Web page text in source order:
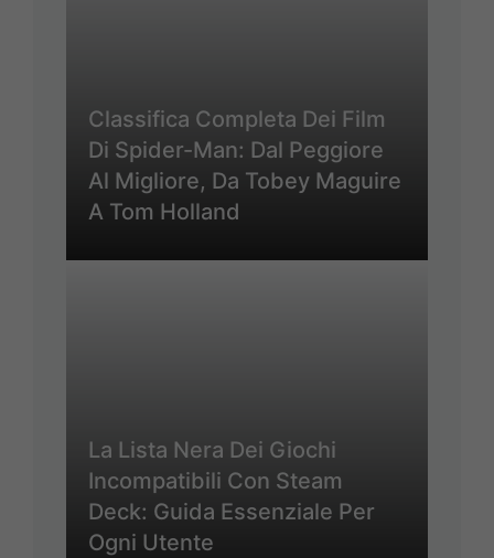
Classifica Completa Dei Film
Di Spider-Man: Dal Peggiore
Al Migliore, Da Tobey Maguire
A Tom Holland
La Lista Nera Dei Giochi
Incompatibili Con Steam
Deck: Guida Essenziale Per
Ogni Utente